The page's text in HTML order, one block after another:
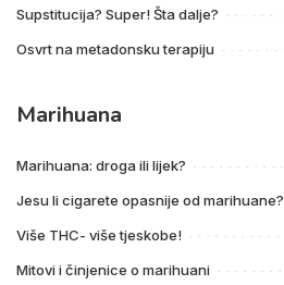
Supstitucija? Super! Šta dalje?
Osvrt na metadonsku terapiju
Marihuana
Marihuana: droga ili lijek?
Jesu li cigarete opasnije od marihuane?
Više THC- više tjeskobe!
Mitovi i činjenice o marihuani